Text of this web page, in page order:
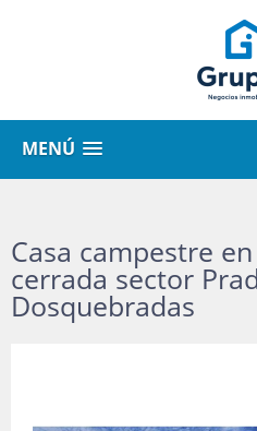
MENÚ
Casa campestre
cerrada sector
Dosquebradas